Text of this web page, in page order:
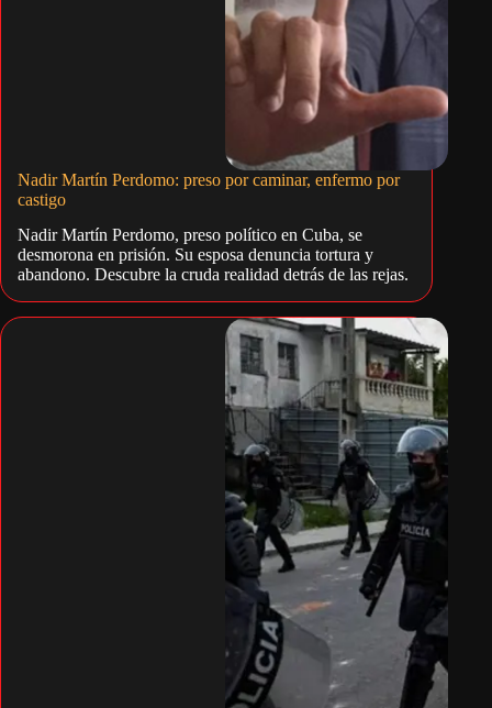
Nadir Martín Perdomo: preso por caminar, enfermo por
castigo
Nadir Martín Perdomo, preso político en Cuba, se
desmorona en prisión. Su esposa denuncia tortura y
abandono. Descubre la cruda realidad detrás de las rejas.